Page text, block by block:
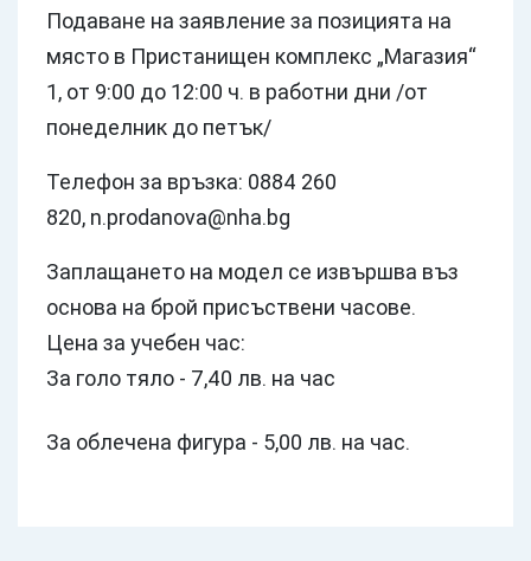
Подаване на заявление за позицията на
място в Пристанищен комплекс „Магазия“
1, от 9:00 до 12:00 ч. в работни дни /от
понеделник до петък/
Телефон за връзка: 0884 260
820, n.prodanova@nha.bg
Заплащането на модел се извършва въз
основа на брой присъствени часове.
Цена за учебен час:
За голо тяло - 7,40 лв. на час
За облечена фигура - 5,00 лв. на час.